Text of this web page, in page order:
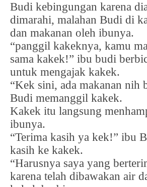
Budi kebingungan karena
dimarahi, malahan Budi di
dan makanan oleh ibunya.
“panggil kakeknya, kamu
sama kakek!” ibu budi
untuk mengajak kakek.
“Kek sini, ada makanan nih
Budi memanggil kakek.
Kakek itu langsung
ibunya.
“Terima kasih ya kek!” ibu
kasih ke kakek.
“Harusnya saya yang
karena telah dibawakan air